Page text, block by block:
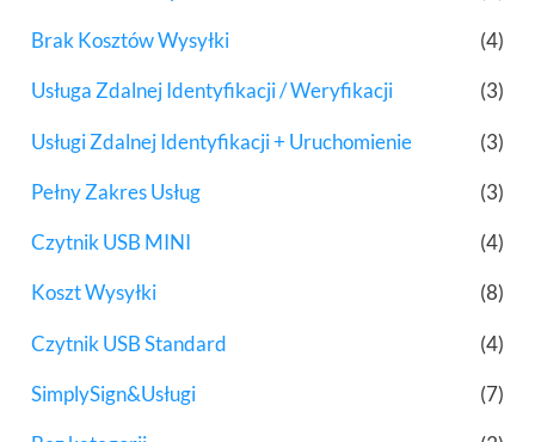
Brak Kosztów Wysyłki (4)
Usługa Zdalnej Identyfikacji / Weryfikacji (3)
Usługi Zdalnej Identyfikacji + Uruchomienie (3)
Pełny Zakres Usług (3)
Czytnik USB MINI (4)
Koszt Wysyłki (8)
Czytnik USB Standard (4)
SimplySign&Usługi (7)